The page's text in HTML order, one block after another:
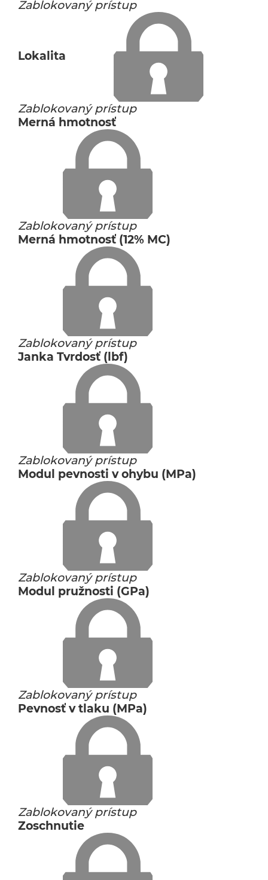
Zablokovaný prístup
Lokalita
Zablokovaný prístup
Merná hmotnosť
Zablokovaný prístup
Merná hmotnosť (12% MC)
Zablokovaný prístup
Janka Tvrdosť (lbf)
Zablokovaný prístup
Modul pevnosti v ohybu (MPa)
Zablokovaný prístup
Modul pružnosti (GPa)
Zablokovaný prístup
Pevnosť v tlaku (MPa)
Zablokovaný prístup
Zoschnutie